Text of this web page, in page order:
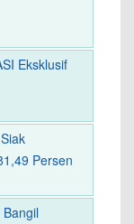
Eksklusif
Persen